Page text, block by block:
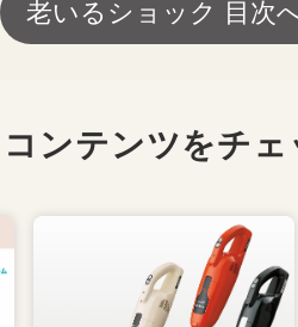
老いるショック 目次
ンテンツをチェ